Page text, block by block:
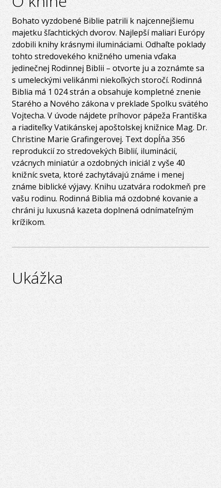
Bohato vyzdobené Biblie patrili k najcennejšiemu
majetku šľachtických dvorov. Najlepší maliari Európy
zdobili knihy krásnymi ilumináciami. Odhaľte poklady
tohto stredovekého knižného umenia vďaka
jedinečnej Rodinnej Biblii – otvorte ju a zoznámte sa
s umeleckými velikánmi niekoľkých storočí. Rodinná
Biblia má 1 024 strán a obsahuje kompletné znenie
Starého a Nového zákona v preklade Spolku svätého
Vojtecha. V úvode nájdete príhovor pápeža Františka
a riaditeľky Vatikánskej apoštolskej knižnice Mag. Dr.
Christine Marie Grafingerovej. Text dopĺňa 356
reprodukcií zo stredovekých Biblií, iluminácií,
vzácnych miniatúr a ozdobných iniciál z vyše 40
knižníc sveta, ktoré zachytávajú známe i menej
známe biblické výjavy. Knihu uzatvára rodokmeň pre
vašu rodinu. Rodinná Biblia má ozdobné kovanie a
chráni ju luxusná kazeta doplnená odnímateľným
krížikom.
Ukážka